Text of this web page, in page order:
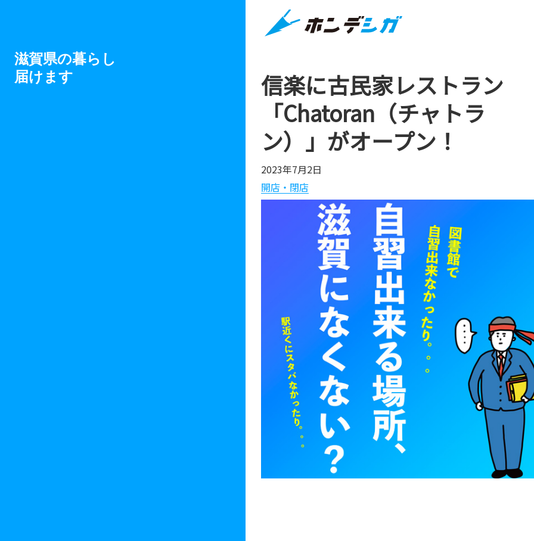
信楽に古民家レストラン
「Chatoran（チャトラ
ン）」がオープン！
2023年7月2日
開店・閉店
滋賀県の暮らし
届けます